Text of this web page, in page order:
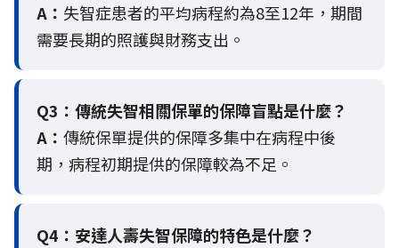
A： 失智症患者的平均病程約為8至12年，期間
需要長期的照護與財務支出。
Q3： 傳統失智相關保單的保障盲點是什麼？
A： 傳統保單提供的保障多集中在病程中後
期，病程初期提供的保障較為不足。
Q4： 安達人壽失智保障的特色是什麼？